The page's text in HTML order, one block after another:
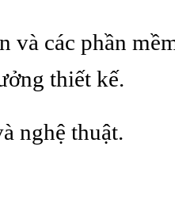
và các phần
thiết kế.
nghệ thuật.